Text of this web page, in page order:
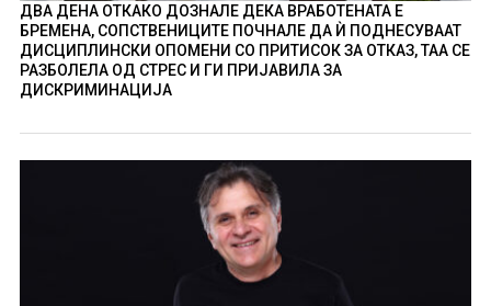
ДВА ДЕНА ОТКАКО ДОЗНАЛЕ ДЕКА ВРАБОТЕНАТА Е
БРЕМЕНА, СОПСТВЕНИЦИТЕ ПОЧНАЛЕ ДА Ѝ ПОДНЕСУВААТ
ДИСЦИПЛИНСКИ ОПОМЕНИ СО ПРИТИСОК ЗА ОТКАЗ, ТАА СЕ
РАЗБОЛЕЛА ОД СТРЕС И ГИ ПРИЈАВИЛА ЗА
ДИСКРИМИНАЦИЈА